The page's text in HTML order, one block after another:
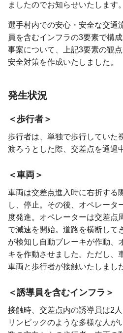
ましたのでお知らせいたします。
選手村内での安心・安全な交通
員を含むインフラの3要素で構
事案について、上記3要素の観
安全対策を作成いたしました。
発生状況
歩行者
歩行者は、単独で歩行していた
渡ろうとした際、交差点を通過
車両
車両は交差点進入時に右折する
し、停止。その後、オペレータ
度発進。オペレーターは交差点
で減速を開始。道路を横断して
が検知し自動ブレーキが作動、
キを作動させました。ただし、
車両と歩行者が接触いたしまし
誘導員を含むインフラ
接触時、交差点内の誘導員は2
リンピックのような多様な人が